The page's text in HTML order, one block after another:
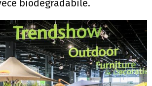
biodegradabile.